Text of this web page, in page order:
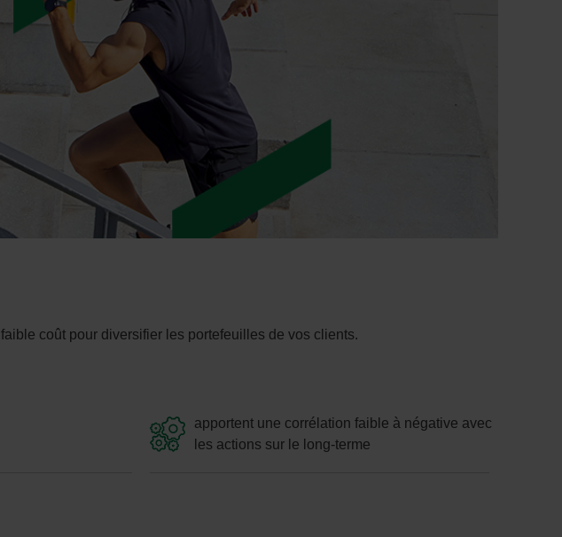
coût pour diversifier les portefeuilles de vos clients.
apportent une corrélation faible à négative avec
les actions sur le long-terme